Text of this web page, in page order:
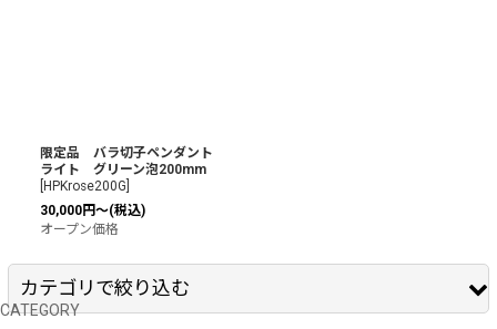
限定品 バラ切子ペンダント
ライト グリーン泡200mm
HPKrose200G
30,000円～(税込)
オープン価格
カテゴリで絞り込む